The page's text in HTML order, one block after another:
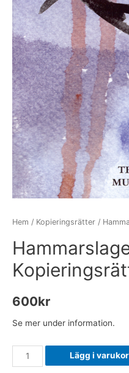
Hem / Kopieringsrätter /
600kr
Se mer under information.
Hammarslagen
-
Lägg i